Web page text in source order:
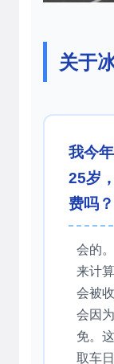
关于
我今
25岁
费吗？
会的
来计
会被
会因
免。
取车